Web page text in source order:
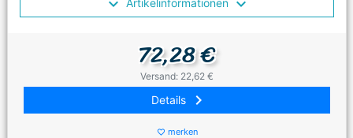
Artikelinformationen
72,28 €
Versand: 22,62 €
Details keyboard_arrow_right
favorite_border merken